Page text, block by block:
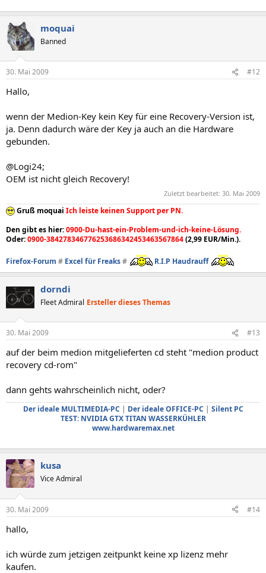
moquai
Banned
30. Mai 2009 #12
Hallo,
wenn der Medion-Key kein Key für eine Recovery-Version ist,
ja. Denn dadurch wäre der Key ja auch an die Hardware
gebunden.
@Logi24;
OEM ist nicht gleich Recovery!
Zuletzt bearbeitet: 30. Mai 2009
Gruß moquai Ich leiste keinen Support per PN.
Den gibt es hier:0900-Du-hast-ein-Problem-und-ich-keine-Lösung.
Oder:0900-384278346776253686342453463567864(2,99 EUR/Min.).
Firefox-Forum # Excel für Freaks# R.I.P Haudrauff
dorndi
Fleet Admiral Ersteller dieses Themas
30. Mai 2009 #13
auf der beim medion mitgelieferten cd steht "medion product
recovery cd-rom"
dann gehts wahrscheinlich nicht, oder?
Der ideale MULTIMEDIA-PC | Der ideale OFFICE-PC | Silent PC
TEST: NVIDIA GTX TITAN WASSERKÜHLER
www.hardwaremax.net
kusa
Vice Admiral
30. Mai 2009 #14
hallo,
ich würde zum jetzigen zeitpunkt keine xp lizenz mehr
kaufen.